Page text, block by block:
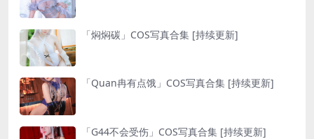
「焖焖碳」COS写真合集 [持续更新]
「Quan冉有点饿」COS写真合集 [持续更新]
「G44不会受伤」COS写真合集 [持续更新]